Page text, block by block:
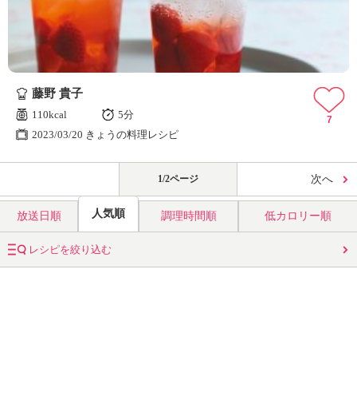
藤野 貴子
110kcal
5分
2023/03/20 きょうの料理レシピ
7
1/2ページ 次へ
放送日順 人気順 調理時間順 低カロリー順
レシピを絞り込む